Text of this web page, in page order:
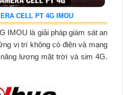
CELL PT 4G IMOU
IMOU là giải pháp giám sát an
vị trí không có điện và mạng
lượng mặt trời và sim 4G.